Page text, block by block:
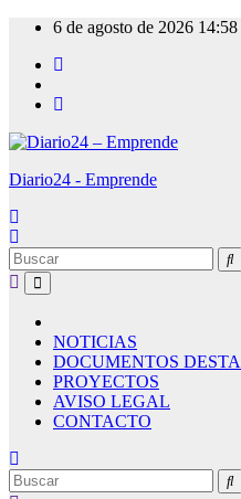
contenido
6 de agosto de 2026 14:58
Diario24 - Emprende
NOTICIAS
DOCUMENTOS
PROYECTOS
AVISO LEGAL
CONTACTO